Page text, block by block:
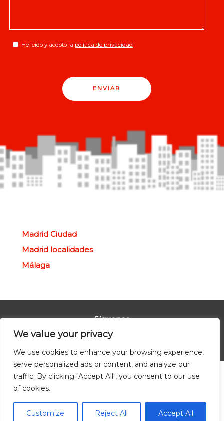
We value your privacy
We use cookies to enhance your browsing experience,
serve personalized ads or content, and analyze our
traffic. By clicking "Accept All", you consent to our use
of cookies.
Customize Reject All Accept All
He leido y acepto la política de privacidad
ENVIAR
Madrid Ciudad
Madrid localidades
Málaga
Síguenos
© Redpiso 2024. Todos los derechos reservados.